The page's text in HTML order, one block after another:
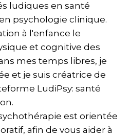
ludiques en santé
psychologie clinique.
à l'enfance le
et cognitive des
mes temps libres, je
et je suis créatrice de
LudiPsy: santé
est orientée
afin de vous aider à